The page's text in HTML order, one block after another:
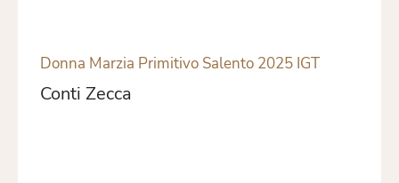
Donna Marzia Primitivo Salento 2025 IGT
Conti Zecca